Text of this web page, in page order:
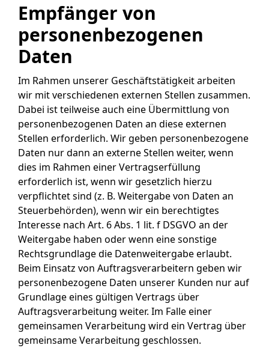
Empfänger von
personenbezogenen
Daten
Im Rahmen unserer Geschäftstätigkeit arbeiten
wir mit verschiedenen externen Stellen zusammen.
Dabei ist teilweise auch eine Übermittlung von
personenbezogenen Daten an diese externen
Stellen erforderlich. Wir geben personenbezogene
Daten nur dann an externe Stellen weiter, wenn
dies im Rahmen einer Vertragserfüllung
erforderlich ist, wenn wir gesetzlich hierzu
verpflichtet sind (z. B. Weitergabe von Daten an
Steuerbehörden), wenn wir ein berechtigtes
Interesse nach Art. 6 Abs. 1 lit. f DSGVO an der
Weitergabe haben oder wenn eine sonstige
Rechtsgrundlage die Datenweitergabe erlaubt.
Beim Einsatz von Auftragsverarbeitern geben wir
personenbezogene Daten unserer Kunden nur auf
Grundlage eines gültigen Vertrags über
Auftragsverarbeitung weiter. Im Falle einer
gemeinsamen Verarbeitung wird ein Vertrag über
gemeinsame Verarbeitung geschlossen.